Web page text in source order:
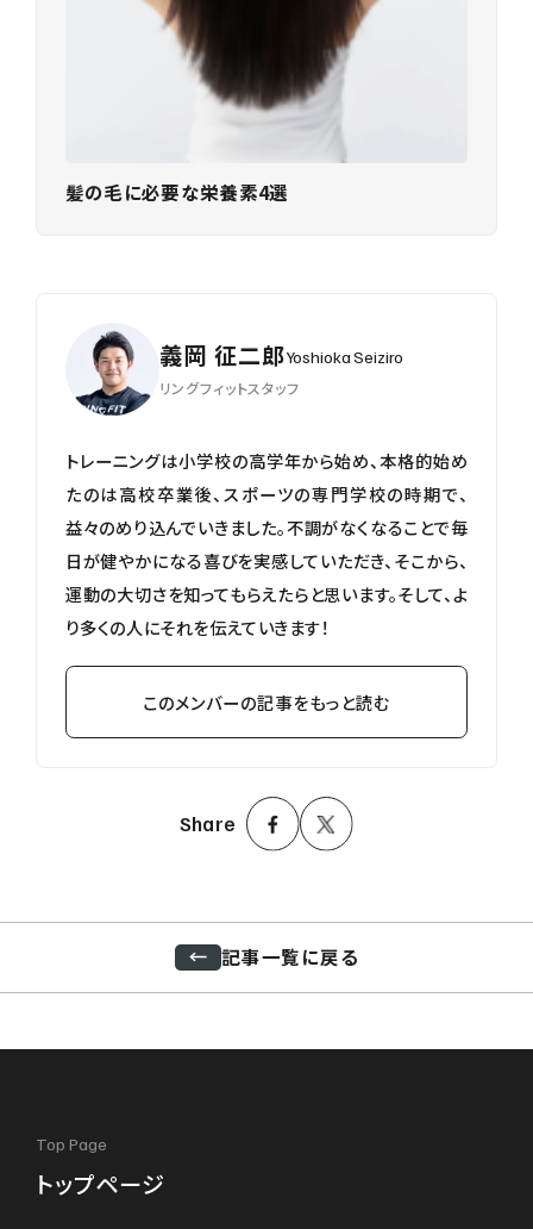
髪の毛に必要な栄養素4選
義岡 征二郎Yoshioka Seiziro
リングフィットスタッフ
トレーニングは小学校の高学年から始め、本格的始め
たのは高校卒業後、スポーツの専門学校の時期で、
益々のめり込んでいきました。不調がなくなることで毎
日が健やかになる喜びを実感していただき、そこから、
運動の大切さを知ってもらえたらと思います。そして、よ
り多くの人にそれを伝えていきます！
このメンバーの記事をもっと読む
Share
記事一覧に戻る
Top Page
トップページ